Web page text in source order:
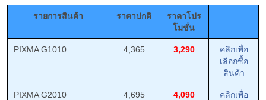
รายการสินค้า ราคาปกติ
ราคาโปร
โมชั่น
PIXMA G1010 4,365 3,290
คลิกเพื่อ
เลือกซื้อ
สินค้า
PIXMA G2010 4,695 4,090
คลิกเพื่อ